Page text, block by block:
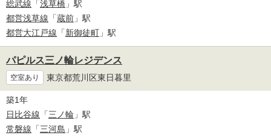
総武線 「浅草橋 」駅
都営浅草線 「蔵前 」駅
都営大江戸線 「新御徒町 」駅
パピルス三ノ輪レジデンス
空室あり 東京都荒川区東日暮里
築1年
日比谷線 「三ノ輪 」駅
常磐線 「三河島 」駅